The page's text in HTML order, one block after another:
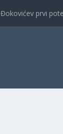
Đokovićev prvi